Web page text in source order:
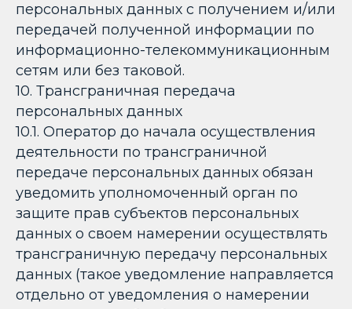
персональных данных с получением и/или
передачей полученной информации по
информационно-телекоммуникационным
сетям или без таковой.
10. Трансграничная передача
персональных данных
10.1. Оператор до начала осуществления
деятельности по трансграничной
передаче персональных данных обязан
уведомить уполномоченный орган по
защите прав субъектов персональных
данных о своем намерении осуществлять
трансграничную передачу персональных
данных (такое уведомление направляется
отдельно от уведомления о намерении